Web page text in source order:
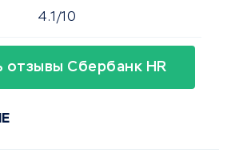
4.1/10
отзывы Сбербанк HR